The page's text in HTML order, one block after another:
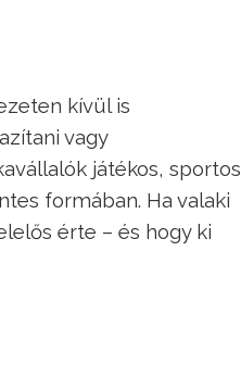
kívül is
vagy
játékos, sportos
formában. Ha valaki
érte – és hogy ki